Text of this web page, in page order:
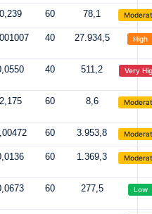
0,239 60 78,1
40 27.934,5 High
40 511,2 Very
2,175 60 8,6
60 3.953,8
60 1.369,3
60 277,5 Low